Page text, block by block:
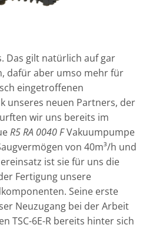
Das gilt natürlich auf gar
dafür aber umso mehr für
eingetroffenen
unseres neuen Partners, der
wir uns bereits im
R5 RA 0040 FVakuumpumpe
von 40m³/h und
ist sie für uns die
Fertigung unsere
Seine erste
Neuzugang bei der Arbeit
TSC-6E-R bereits hinter sich